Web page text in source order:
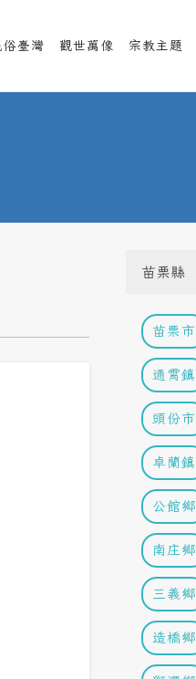
俗臺灣 觀世萬像 宗教主題
苗栗縣
苗栗市
通霄鎮
頭份市
卓蘭鎮
公館鄉
南庄鄉
三義鄉
造橋鄉